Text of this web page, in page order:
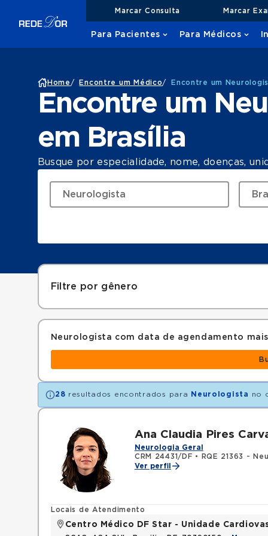
Marcar Consulta Marcar
Para Pacientes Para Médicos
Home / Encontre um Médico/ Encontre um
Encontre um
em Brasília
Busque por especialidade, nome, doenças,
Filtre por gênero
Neurologista com data de agendamento
28 resultados encontrados para Neurologista no
Ana Claudia Pires
Neurologia Geral
CRM 24431/DF •
RQE 21363 -
Ver perfil
Locais de Atendimento
Centro Médico DF Star - Unidade